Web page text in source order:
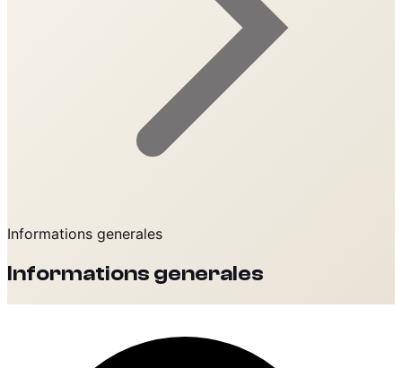
Informations generales
Informations generales